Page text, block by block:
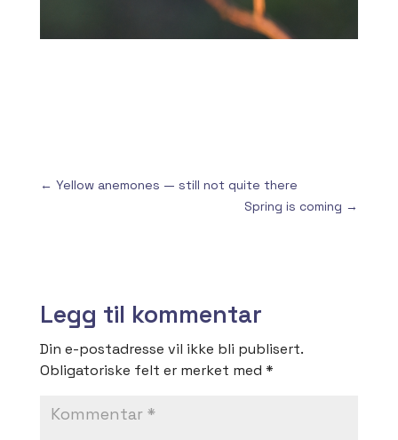
← Yellow anemones — still not quite there
Spring is coming →
Legg til kommentar
Din e-postadresse vil ikke bli publisert.
Obligatoriske felt er merket med *